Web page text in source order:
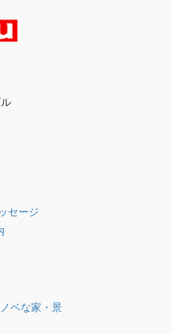
セージ
ベな家・景